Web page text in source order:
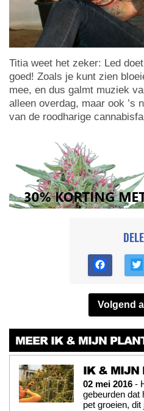
Titia weet het zeker: Led
goed! Zoals je kunt zien
mee, en dus galmt muziek
alleen overdag, maar ook ’s
van de roodharige
Volgend
MEER IK & MIJN
IK & MIJN
02 mei 2016 -
gebeurden dat
pet groeien,